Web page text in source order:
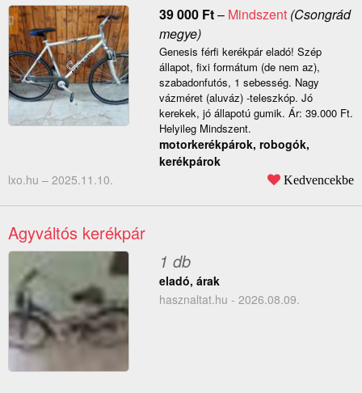
39 000 Ft– Mindszent(Csongrád
megye)
Genesis férfi kerékpár eladó! Szép
állapot, fixi formátum (de nem az),
szabadonfutós, 1 sebesség. Nagy
vázméret (aluváz) -teleszkóp. Jó
kerekek, jó állapotú gumik. Ár: 39.000 Ft.
Helyileg Mindszent.
motorkerékpárok, robogók,
kerékpárok
lxo.hu – 2025.11.10. Kedvencekbe
Agyváltós kerékpár
1 db
eladó, árak
hasznaltat.hu - 2026.08.09.